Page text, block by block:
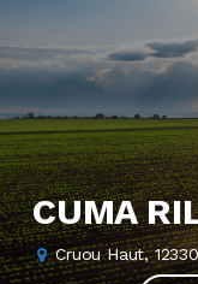
CUMA
Cruou Haut,